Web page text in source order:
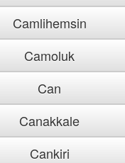
Camlihemsin
Camoluk
Can
Canakkale
Cankiri